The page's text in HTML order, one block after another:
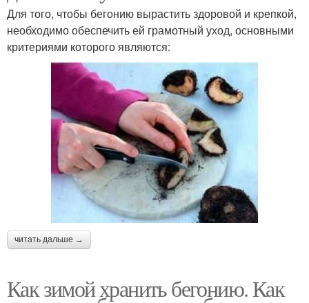
Для того, чтобы бегонию вырастить здоровой и крепкой,
необходимо обеспечить ей грамотный уход, основными
критериями которого являются:
читать дальше →
Как зимой хранить бегонию. Как